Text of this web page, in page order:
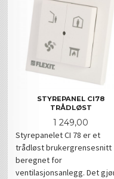
STYREPANEL CI78
TRÅDLØST
Pris
1 249,00
Styrepanelet CI 78 er et
trådløst brukergrensesnitt
beregnet for
ventilasjonsanlegg. Det